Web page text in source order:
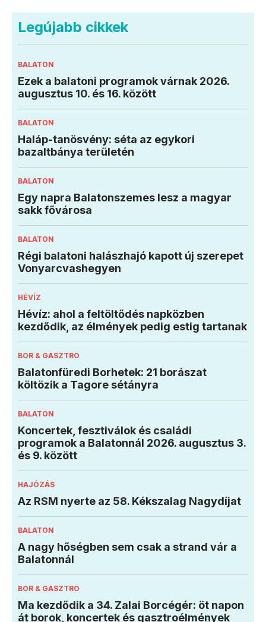
Legújabb cikkek
BALATON
Ezek a balatoni programok várnak 2026.
augusztus 10. és 16. között
BALATON
Haláp-tanösvény: séta az egykori
bazaltbánya területén
BALATON
Egy napra Balatonszemes lesz a magyar
sakk fővárosa
BALATON
Régi balatoni halászhajó kapott új szerepet
Vonyarcvashegyen
HÉVÍZ
Hévíz: ahol a feltöltődés napközben
kezdődik, az élmények pedig estig tartanak
BOR & GASZTRO
Balatonfüredi Borhetek: 21 borászat
költözik a Tagore sétányra
BALATON
Koncertek, fesztiválok és családi
programok a Balatonnál 2026. augusztus 3.
és 9. között
HAJÓZÁS
Az RSM nyerte az 58. Kékszalag Nagydíjat
BALATON
A nagy hőségben sem csak a strand vár a
Balatonnál
BOR & GASZTRO
Ma kezdődik a 34. Zalai Borcégér: öt napon
át borok, koncertek és gasztroélmények